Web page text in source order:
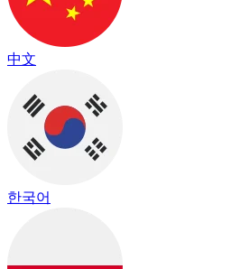
中文
한국어